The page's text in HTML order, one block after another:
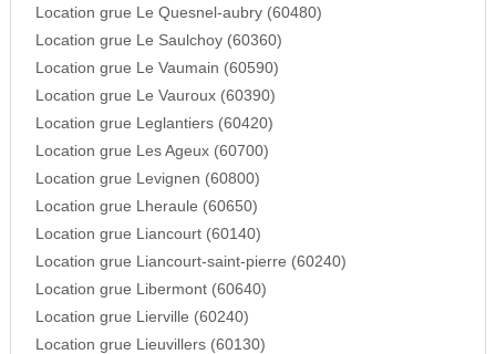
Location grue Le Quesnel-aubry (60480)
Location grue Le Saulchoy (60360)
Location grue Le Vaumain (60590)
Location grue Le Vauroux (60390)
Location grue Leglantiers (60420)
Location grue Les Ageux (60700)
Location grue Levignen (60800)
Location grue Lheraule (60650)
Location grue Liancourt (60140)
Location grue Liancourt-saint-pierre (60240)
Location grue Libermont (60640)
Location grue Lierville (60240)
Location grue Lieuvillers (60130)